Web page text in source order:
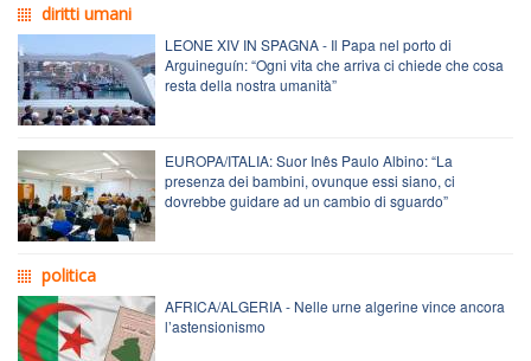
diritti umani
LEONE XIV IN SPAGNA - Il Papa nel porto di
Arguineguín: “Ogni vita che arriva ci chiede che cosa
resta della nostra umanità”
EUROPA/ITALIA: Suor Inês Paulo Albino: “La
presenza dei bambini, ovunque essi siano, ci
dovrebbe guidare ad un cambio di sguardo”
politica
AFRICA/ALGERIA - Nelle urne algerine vince ancora
l’astensionismo